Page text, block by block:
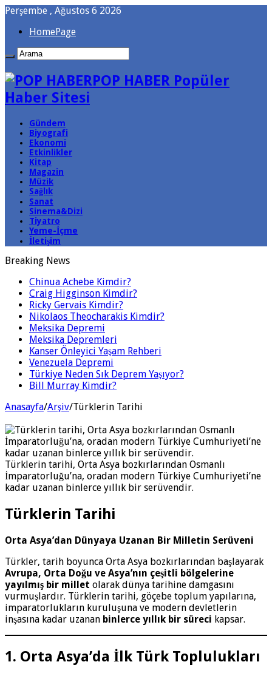
Perşembe , Ağustos 6 2026
HomePage
POP HABER Popüler
Haber Sitesi
Gündem
Biyografi
Ekonomi
Etkinlikler
Kitap
Magazin
Müzik
Sağlık
Sanat
Sinema&Dizi
Tiyatro
Yeme-İçme
İletişim
Breaking News
Chinua Achebe Kimdir?
Craig Higginson Kimdir?
Ricky Gervais Kimdir?
Nikolaos Theocharakis Kimdir?
Meksika Depremi
Meksika Depremleri
Kanser Önleyici Yaşam Rehberi
Venezuela Depremi
Türkiye Neden Sık Deprem Yaşıyor?
Bill Murray Kimdir?
Anasayfa/Arşiv/Türklerin Tarihi
Türklerin tarihi, Orta Asya bozkırlarından Osmanlı
İmparatorluğu’na, oradan modern Türkiye Cumhuriyeti’ne
kadar uzanan binlerce yıllık bir serüvendir.
Türklerin Tarihi
Orta Asya’dan Dünyaya Uzanan Bir Milletin Serüveni
Türkler, tarih boyunca Orta Asya bozkırlarından başlayarak
Avrupa, Orta Doğu ve Asya’nın çeşitli bölgelerine
yayılmış bir millet olarak dünya tarihine damgasını
vurmuşlardır. Türklerin tarihi, göçebe toplum yapılarına,
imparatorlukların kuruluşuna ve modern devletlerin
inşasına kadar uzanan binlerce yıllık bir süreci kapsar.
1. Orta Asya’da İlk Türk Toplulukları